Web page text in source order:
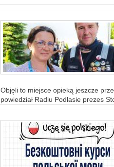
Objęli to miejsce opieką jeszcze
powiedział Radiu Podlasie prezes